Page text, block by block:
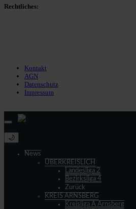
Rechtliches:
Kontakt
AGN
Datenschutz
Impressum
🌙
News
ÜBERKREISLICH
Landesliga 2
Bezirksliga 4
Zurück
KREIS ARNSBERG
Kreisliga A Arnsberg